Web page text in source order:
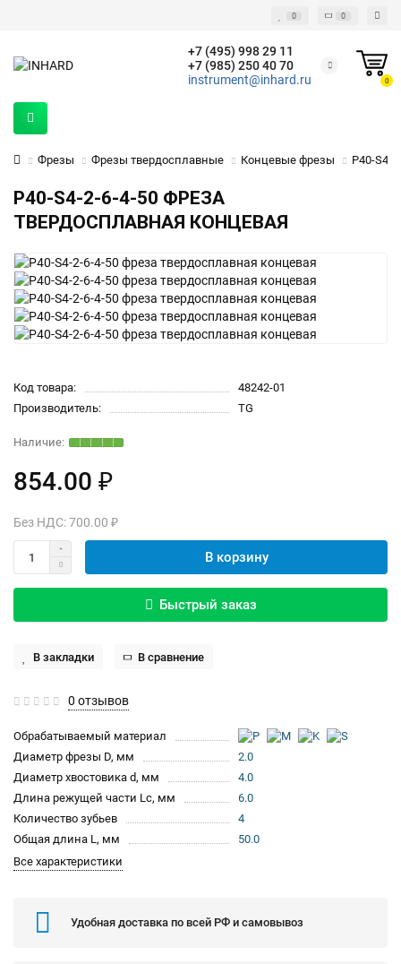
0 0
+7 (495) 998 29 11
+7 (985) 250 40 70
instrument@inhard.ru
0
Фрезы Фрезы твердосплавные Концевые фрезы P40-S4-
P40-S4-2-6-4-50 ФРЕЗА
ТВЕРДОСПЛАВНАЯ КОНЦЕВАЯ
Код товара:
48242-01
Производитель:
TG
854.00 ₽
Без НДС: 700.00 ₽
В корзину
Быстрый заказ
В закладки В сравнение
0 отзывов
Обрабатываемый материал
Диаметр фрезы D, мм
2.0
Диаметр хвостовика d, мм
4.0
Длина режущей части Lc, мм
6.0
Количество зубьев
4
Общая длина L, мм
50.0
Все характеристики
Удобная доставка по всей РФ и самовывоз